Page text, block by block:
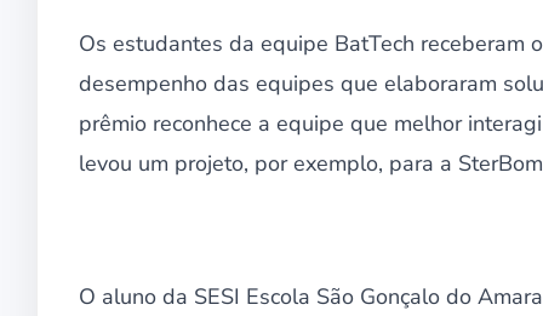
Os estudantes da equipe BatTech receberam
desempenho das equipes que elaboraram
prêmio reconhece a equipe que melhor
levou um projeto, por exemplo, para a
O aluno da SESI Escola São Gonçalo do